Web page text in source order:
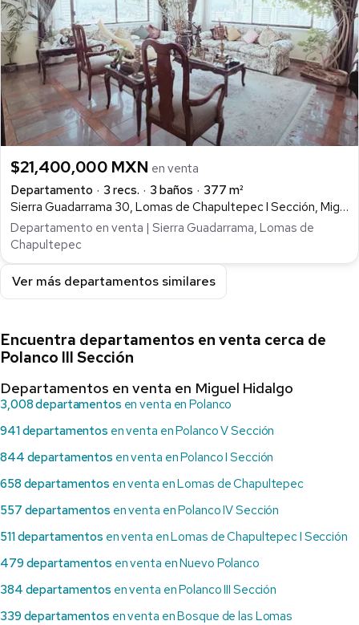
$21,400,000 MXN en venta
Departamento
3 recs. 3 baños
377 m²
Sierra Guadarrama 30, Lomas de Chapultepec I Sección, Miguel Hidalgo
Departamento en venta | Sierra Guadarrama, Lomas de
Chapultepec
Ver más departamentos similares
Encuentra departamentos en venta cerca de
Polanco III Sección
Departamentos en venta en Miguel Hidalgo
3,008 departamentos en venta en Polanco
941 departamentos en venta en Polanco V Sección
844 departamentos en venta en Polanco I Sección
658 departamentos en venta en Lomas de Chapultepec
557 departamentos en venta en Polanco IV Sección
511 departamentos en venta en Lomas de Chapultepec I Sección
479 departamentos en venta en Nuevo Polanco
384 departamentos en venta en Polanco III Sección
339 departamentos en venta en Bosque de las Lomas